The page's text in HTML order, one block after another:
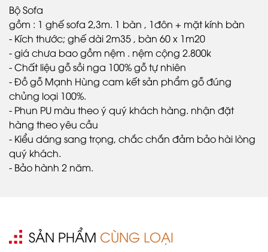
Bộ Sofa
gồm : 1 ghế sofa 2,3m. 1 bàn , 1đôn + mặt kính bàn
- Kích thước; ghế dài 2m35 , bàn 60 x 1m20
- giá chưa bao gồm nệm . nệm cộng 2.800k
- Chất liệu gỗ sồi nga 100% gỗ tự nhiên
- Đồ gỗ Mạnh Hùng cam kết sản phẩm gỗ đúng
chủng loại 100%.
- Phun PU màu theo ý quý khách hàng. nhận đặt
hàng theo yêu cầu
- Kiểu dáng sang trọng, chắc chắn đảm bảo hài lòng
quý khách.
- Bảo hành 2 năm.
SẢN PHẨM CÙNG LOẠI